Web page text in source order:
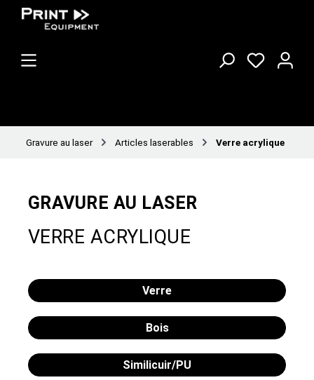
Gravure au laser Articles laserables Verre acrylique
GRAVURE AU LASER
VERRE ACRYLIQUE
Verre
Bois
Similicuir/PU